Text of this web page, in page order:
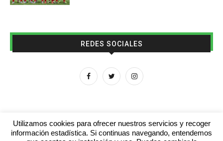
REDES SOCIALES
Utilizamos cookies para ofrecer nuestros servicios y recoger
información estadística. Si continuas navegando, entendemos